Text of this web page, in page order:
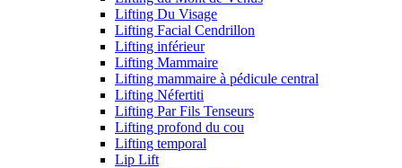
Lifting Du Visage
Lifting Facial Cendrillon
Lifting inférieur
Lifting Mammaire
Lifting mammaire à pédicule central
Lifting Néfertiti
Lifting Par Fils Tenseurs
Lifting profond du cou
Lifting temporal
Lip Lift